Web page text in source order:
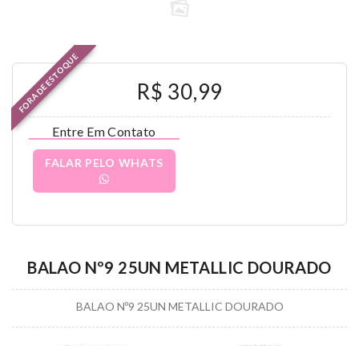
FORA DE ESTOQUE R$ 30,99
Entre Em Contato
FALAR PELO WHATS
BALAO Nº9 25UN METALLIC DOURADO
BALAO Nº9 25UN METALLIC DOURADO